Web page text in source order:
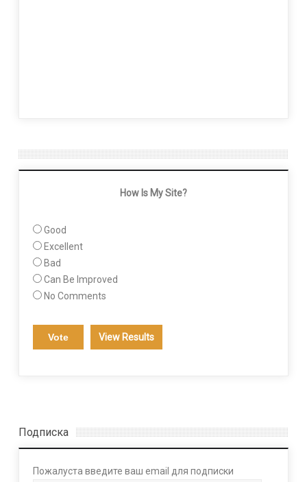
How Is My Site?
Good
Excellent
Bad
Can Be Improved
No Comments
View Results
Подписка
Пожалуста введите ваш email для подписки